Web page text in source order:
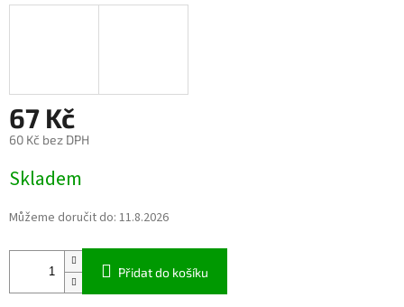
67 Kč
60 Kč bez DPH
cena:
Skladem
Můžeme doručit do: 11.8.2026
Přidat do košíku